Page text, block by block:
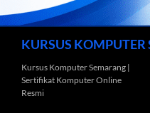
KURSUS
Kursus Komputer Semarang |
Sertifikat Komputer Online
Resmi